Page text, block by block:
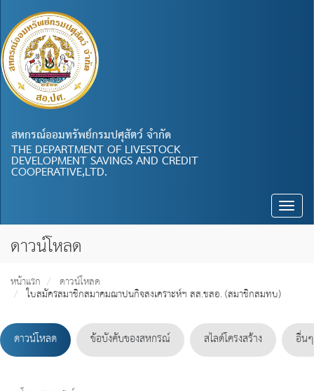
สหกรณ์ออมทรัพย์กรมปศุสัตว์ จำกัด
THE DEPARTMENT OF LIVESTOCK
DEVELOPMENT SAVINGS AND CREDIT
COOPERATIVE,LTD.
Toggle
ดาวน์โหลด
หน้าแรก ดาวน์โหลด
ใบสมัครสมาชิกสมาคมฌาปนกิจสงเคราะห์ฯ สส.ชสอ. (สมาชิกสมทบ)
ดาวน์โหลด ข้อบังคับของสหกรณ์ สไลด์โครงสร้าง อื่นๆ